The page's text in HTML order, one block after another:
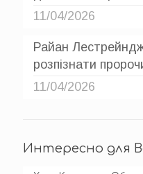
11/04/2026
Райан
розпізнати
11/04/2026
Интересно для